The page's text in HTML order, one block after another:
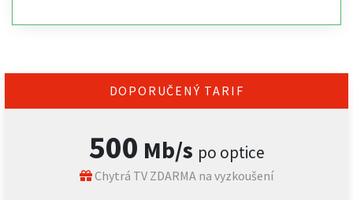
DOPORUČENÝ TARIF
500 Mb/s po optice
Chytrá TV ZDARMA na vyzkoušení